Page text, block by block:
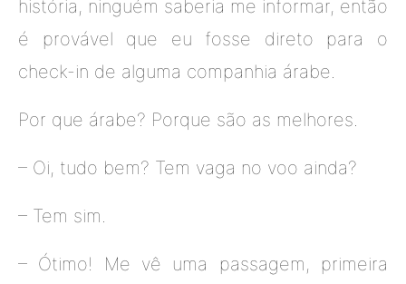
história, ninguém saberia me informar, então
é provável que eu fosse direto para o
check-in de alguma companhia árabe.
Por que árabe? Porque são as melhores.
– Oi, tudo bem? Tem vaga no voo ainda?
– Tem sim.
– Ótimo! Me vê uma passagem, primeira